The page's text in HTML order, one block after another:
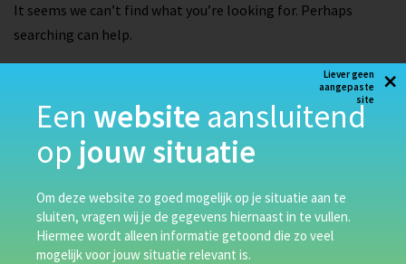
It seems we can’t find what you’re looking for. Perhaps
searching can help.
RECENT POSTS
Een website aansluitend
op jouw situatie
Om deze website zo goed mogelijk op je situatie aan te
sluiten, vragen wij je de gegevens hiernaast in te vullen.
Hiermee wordt alleen informatie getoond die zo veel
mogelijk voor jouw situatie relevant is.
Liever geen
aangepaste
site
×